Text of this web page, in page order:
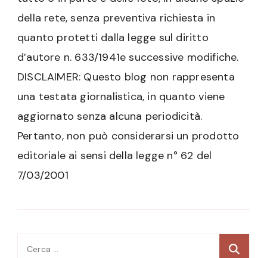
della rete, senza preventiva richiesta in
quanto protetti dalla legge sul diritto
d’autore n. 633/1941e successive modifiche.
DISCLAIMER: Questo blog non rappresenta
una testata giornalistica, in quanto viene
aggiornato senza alcuna periodicità.
Pertanto, non può considerarsi un prodotto
editoriale ai sensi della legge n° 62 del
7/03/2001
Ricerca